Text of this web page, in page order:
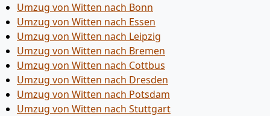
Umzug von Witten nach Bonn
Umzug von Witten nach Essen
Umzug von Witten nach Leipzig
Umzug von Witten nach Bremen
Umzug von Witten nach Cottbus
Umzug von Witten nach Dresden
Umzug von Witten nach Potsdam
Umzug von Witten nach Stuttgart